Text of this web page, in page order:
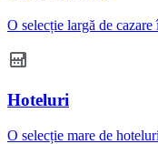
O selecție largă de
Hoteluri
O selecție mare de